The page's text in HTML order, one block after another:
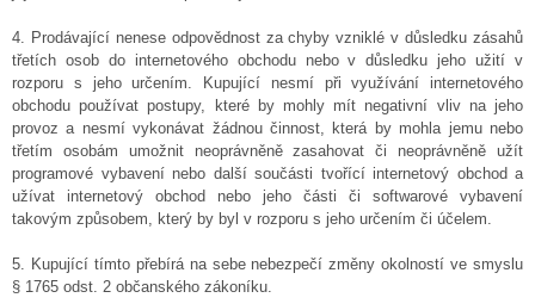
4. Prodávající nenese odpovědnost za chyby vzniklé v důsledku zásahů
třetích osob do internetového obchodu nebo v důsledku jeho užití v
rozporu s jeho určením. Kupující nesmí při využívání internetového
obchodu používat postupy, které by mohly mít negativní vliv na jeho
provoz a nesmí vykonávat žádnou činnost, která by mohla jemu nebo
třetím osobám umožnit neoprávněně zasahovat či neoprávněně užít
programové vybavení nebo další součásti tvořící internetový obchod a
užívat internetový obchod nebo jeho části či softwarové vybavení
takovým způsobem, který by byl v rozporu s jeho určením či účelem.
5. Kupující tímto přebírá na sebe nebezpečí změny okolností ve smyslu
§ 1765 odst. 2 občanského zákoníku.